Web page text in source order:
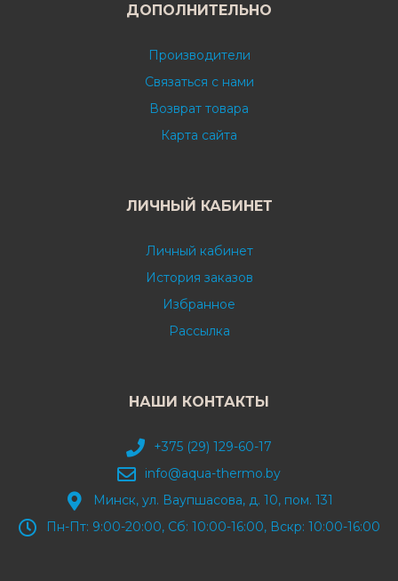
ДОПОЛНИТЕЛЬНО
Производители
Связаться с нами
Возврат товара
Карта сайта
ЛИЧНЫЙ КАБИНЕТ
Личный кабинет
История заказов
Избранное
Рассылка
НАШИ КОНТАКТЫ
+375 (29) 129-60-17
info@aqua-thermo.by
Минск, ул. Ваупшасова, д. 10, пом. 131
Пн-Пт: 9:00-20:00, Сб: 10:00-16:00, Вскр: 10:00-16:00